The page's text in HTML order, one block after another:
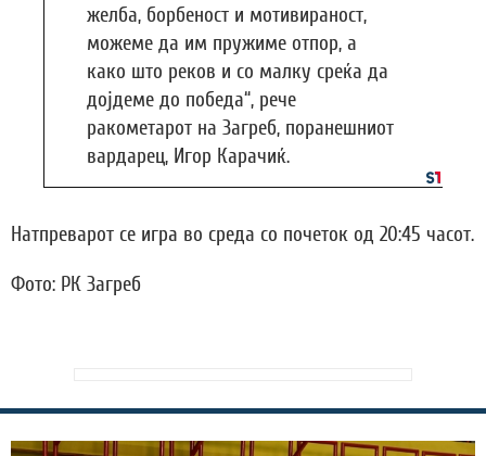
желба, борбеност и мотивираност,
можеме да им пружиме отпор, а
како што реков и со малку среќа да
дојдеме до победа“, рече
ракометарот на Загреб, поранешниот
вардарец, Игор Карачиќ.
Натпреварот се игра во среда со почеток од 20:45 часот.
Фото: РК Загреб